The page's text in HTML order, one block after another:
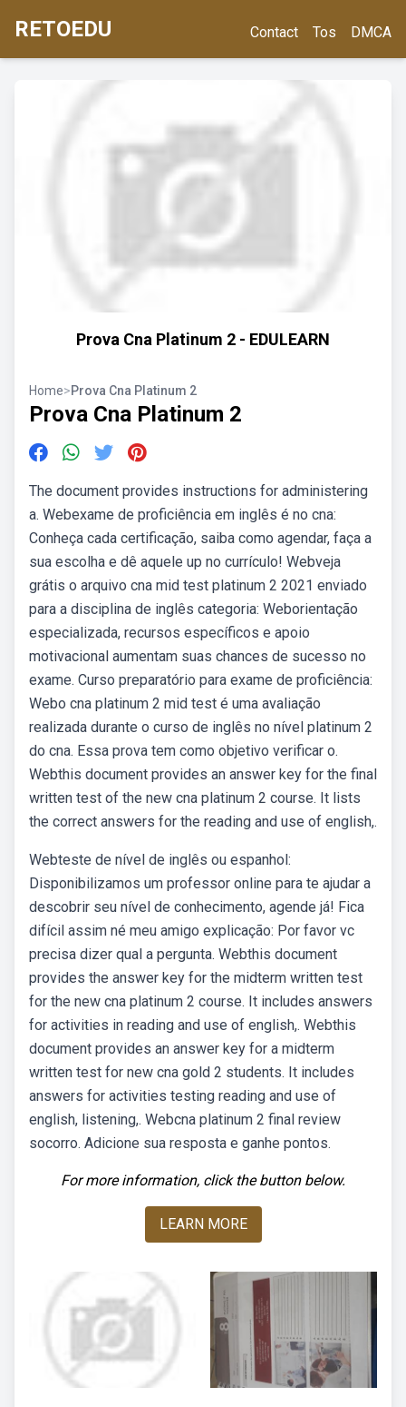
RETOEDU Contact Tos DMCA
Prova Cna Platinum 2 - EDULEARN
Home>Prova Cna Platinum 2
Prova Cna Platinum 2
The document provides instructions for administering
a. Webexame de proficiência em inglês é no cna:
Conheça cada certificação, saiba como agendar, faça a
sua escolha e dê aquele up no currículo! Webveja
grátis o arquivo cna mid test platinum 2 2021 enviado
para a disciplina de inglês categoria: Weborientação
especializada, recursos específicos e apoio
motivacional aumentam suas chances de sucesso no
exame. Curso preparatório para exame de proficiência:
Webo cna platinum 2 mid test é uma avaliação
realizada durante o curso de inglês no nível platinum 2
do cna. Essa prova tem como objetivo verificar o.
Webthis document provides an answer key for the final
written test of the new cna platinum 2 course. It lists
the correct answers for the reading and use of english,.
Webteste de nível de inglês ou espanhol:
Disponibilizamos um professor online para te ajudar a
descobrir seu nível de conhecimento, agende já! Fica
difícil assim né meu amigo explicação: Por favor vc
precisa dizer qual a pergunta. Webthis document
provides the answer key for the midterm written test
for the new cna platinum 2 course. It includes answers
for activities in reading and use of english,. Webthis
document provides an answer key for a midterm
written test for new cna gold 2 students. It includes
answers for activities testing reading and use of
english, listening,. Webcna platinum 2 final review
socorro. Adicione sua resposta e ganhe pontos.
For more information, click the button below.
LEARN MORE